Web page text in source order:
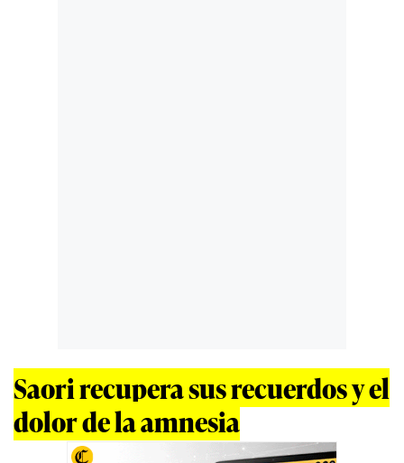
Saori recupera sus recuerdos y el
dolor de la amnesia